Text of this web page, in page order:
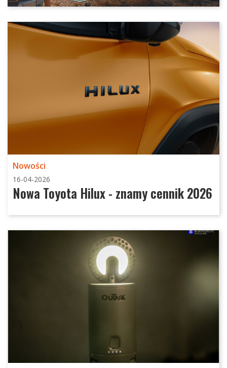
Nowości
16-04-2026
Nowa Toyota Hilux - znamy cennik 2026